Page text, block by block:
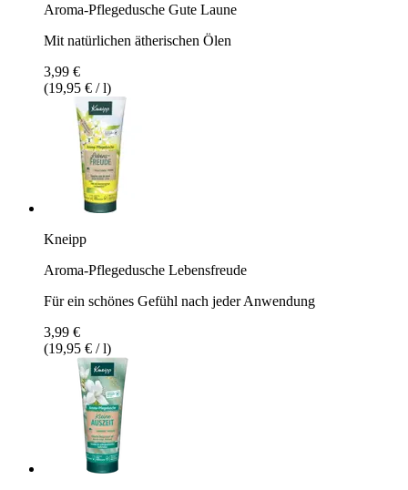
Aroma-Pflegedusche Gute Laune
Mit natürlichen ätherischen Ölen
3,99 €
(19,95 € / l)
Kneipp
Aroma-Pflegedusche Lebensfreude
Für ein schönes Gefühl nach jeder Anwendung
3,99 €
(19,95 € / l)